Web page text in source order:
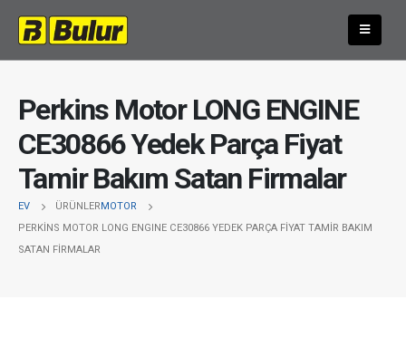
Perkins Motor LONG ENGINE
CE30866 Yedek Parça Fiyat
Tamir Bakım Satan Firmalar
EV ÜRÜNLERMOTOR
PERKINS MOTOR LONG ENGINE CE30866 YEDEK PARÇA FIYAT TAMIR BAKIM
SATAN FIRMALAR